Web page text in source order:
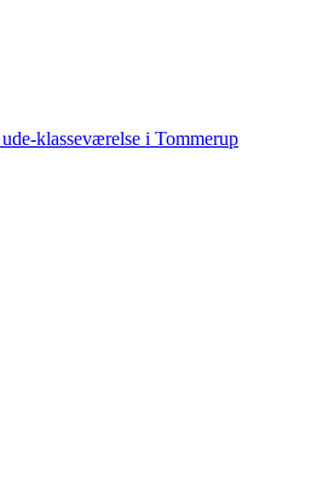
klasseværelse i Tommerup